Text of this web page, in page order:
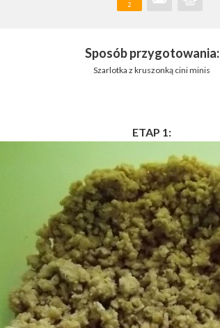
2
Sposób przygotowania:
Szarlotka z kruszonką cini minis
ETAP 1: